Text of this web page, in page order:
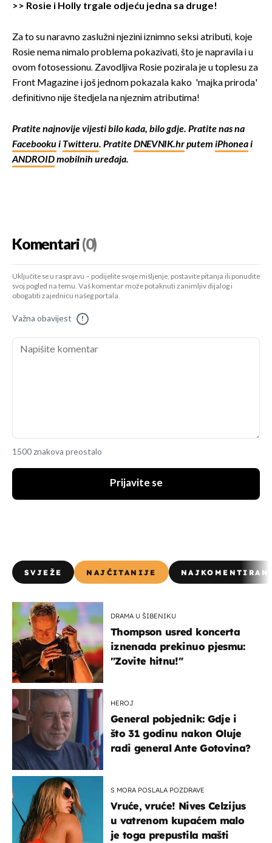
>> Rosie i Holly trgale odjeću jedna sa druge!
Za to su naravno zaslužni njezini iznimno seksi atributi, koje
Rosie nema nimalo problema pokazivati, što je napravila i u
ovom fotosessionu. Zavodljiva Rosie pozirala je u toplesu za
Front Magazine i još jednom pokazala kako 'majka priroda'
definitivno nije štedjela na njeznim atributima!
Pratite najnovije vijesti bilo kada, bilo gdje. Pratite nas na
Facebookui Twitteru. PratiteDNEVNIK.hrputem iPhoneai
ANDROIDmobilnih uređaja.
Komentari(0)
Uključite se u raspravu – podijelite svoje mišljenje, postavite pitanja ili ponudite
svoj pogled na temu. Vaš komentar može potaknuti zanimljiv dijalog i
obogatiti zajednicu našeg portala.
Važna obavijest !
1500 znakova preostalo
Prijavite se
SVJEŽE NAJČITANIJE
DRAMA U ŠIBENIKU
Thompson usred koncerta
iznenada prekinuo pjesmu:
"Zovite hitnu!"
HEROJ
General pobjednik: Gdje i
što 31 godinu nakon Oluje
radi general Ante Gotovina?
S MORA POSLALA POZDRAVE
Vruće, vruće! Nives Celzijus
u vatrenom kupaćem malo
je toga prepustila mašti